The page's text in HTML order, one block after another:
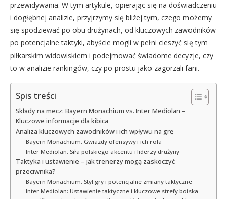
przewidywania. W tym artykule, opierając się na doświadczeniu
i dogłębnej analizie, przyjrzymy się bliżej tym, czego możemy
się spodziewać po obu drużynach, od kluczowych zawodników
po potencjalne taktyki, abyście mogli w pełni cieszyć się tym
piłkarskim widowiskiem i podejmować świadome decyzje, czy
to w analizie rankingów, czy po prostu jako zagorzali fani.
Spis treści
Składy na mecz: Bayern Monachium vs. Inter Mediolan –
Kluczowe informacje dla kibica
Analiza kluczowych zawodników i ich wpływu na grę
Bayern Monachium: Gwiazdy ofensywy i ich rola
Inter Mediolan: Siła polskiego akcentu i liderzy drużyny
Taktyka i ustawienie – jak trenerzy mogą zaskoczyć
przeciwnika?
Bayern Monachium: Styl gry i potencjalne zmiany taktyczne
Inter Mediolan: Ustawienie taktyczne i kluczowe strefy boiska